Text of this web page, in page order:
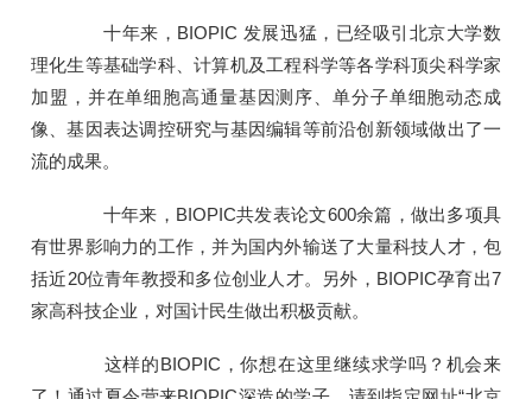
十年来，BIOPIC 发展迅猛，已经吸引北京大学数
理化生等基础学科、计算机及工程科学等各学科顶尖科学家
加盟，并在单细胞高通量基因测序、单分子单细胞动态成
像、基因表达调控研究与基因编辑等前沿创新领域做出了一
流的成果。
十年来，BIOPIC共发表论文600余篇，做出多项具
有世界影响力的工作，并为国内外输送了大量科技人才，包
括近20位青年教授和多位创业人才。另外，BIOPIC孕育出7
家高科技企业，对国计民生做出积极贡献。
这样的BIOPIC，你想在这里继续求学吗？机会来